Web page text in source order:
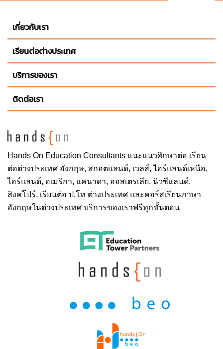
Hands On Education Consultants แนะแนวศึกษาต่อ เรียน
ต่อต่างประเทศ อังกฤษ, สกอตแลนด์, เวลส์, ไอร์แลนด์เหนือ,
ไอร์แลนด์, อเมริกา, แคนาดา, ออสเตรเลีย, นิวซีแลนด์,
สิงคโปร์, เรียนต่อ ป.โท ต่างประเทศ และคอร์สเรียนภาษา
อังกฤษในต่างประเทศ บริการของเราฟรีทุกขั้นตอน
เกี่ยวกับเรา
เรียนต่อต่างประเทศ
บริการของเรา
ติดต่อเรา